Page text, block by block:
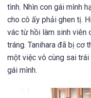
tình. Nhìn con gái mình
cho cô ấy phải ghen tị.
vác từ hồi làm sinh viên
tráng. Tanihara đã bị cơ
một việc vô cùng sai
gái mình.